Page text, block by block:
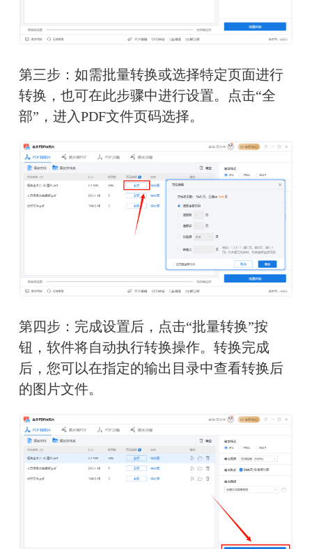
第三步：如需批量转换或选择特定页面进行
转换，也可在此步骤中进行设置。点击“全
部”，进入PDF文件页码选择。
第四步：完成设置后，点击“批量转换”按
钮，软件将自动执行转换操作。转换完成
后，您可以在指定的输出目录中查看转换后
的图片文件。